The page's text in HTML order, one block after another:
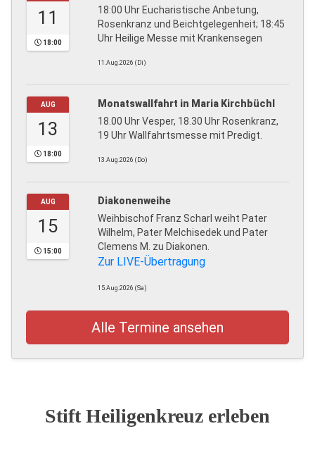
11
18:00
18:00 Uhr Eucharistische Anbetung,
Rosenkranz und Beichtgelegenheit; 18:45
Uhr Heilige Messe mit Krankensegen
11.Aug.2026 (Di)
AUG
13
18:00
Monatswallfahrt in Maria Kirchbüchl
18.00 Uhr Vesper, 18.30 Uhr Rosenkranz,
19 Uhr Wallfahrtsmesse mit Predigt.
13.Aug.2026 (Do)
AUG
15
15:00
Diakonenweihe
Weihbischof Franz Scharl weiht Pater
Wilhelm, Pater Melchisedek und Pater
Clemens M. zu Diakonen.
Zur LIVE-Übertragung
15.Aug.2026 (Sa)
Alle Termine ansehen
Stift Heiligenkreuz erleben